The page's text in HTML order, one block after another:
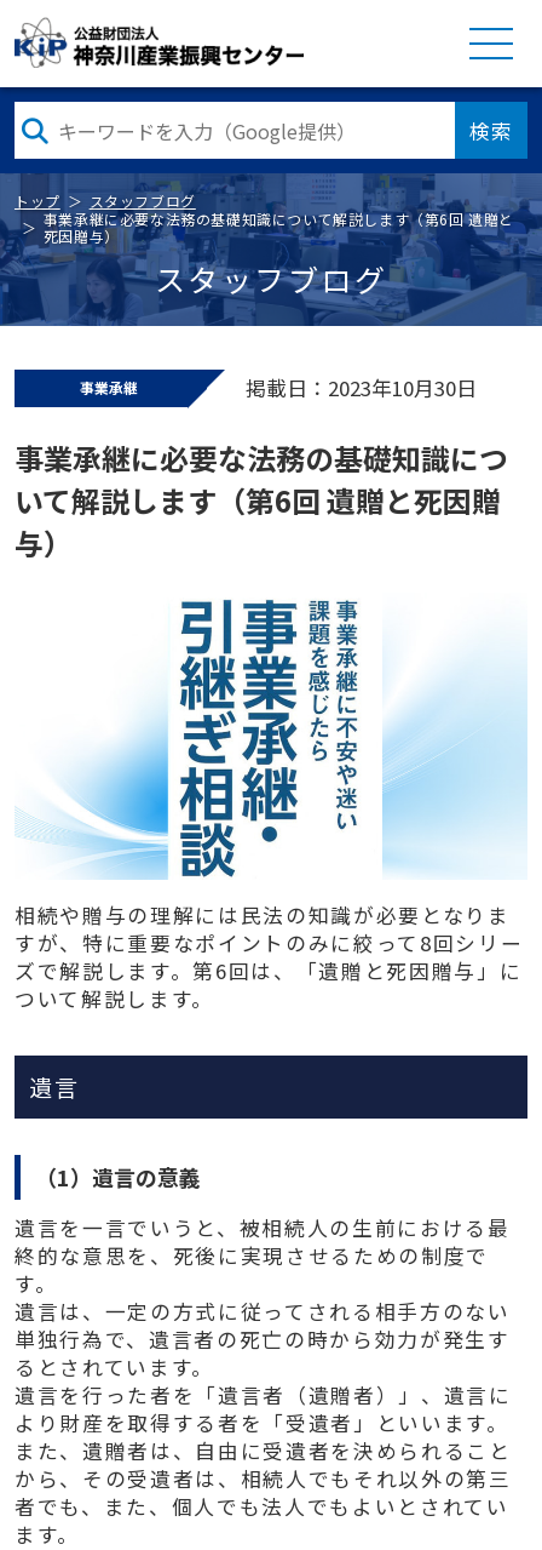
検索
トップ
スタッフブログ
事業承継に必要な法務の基礎知識について解説します（第6回 遺贈と
死因贈与）
スタッフブログ
事業承継 掲載日：2023年10月30日
事業承継に必要な法務の基礎知識につ
いて解説します（第6回 遺贈と死因贈
与）
相続や贈与の理解には民法の知識が必要となりま
すが、特に重要なポイントのみに絞って8回シリー
ズで解説します。第6回は、「遺贈と死因贈与」に
ついて解説します。
遺言
（1）遺言の意義
遺言を一言でいうと、被相続人の生前における最
終的な意思を、死後に実現させるための制度で
す。
遺言は、一定の方式に従ってされる相手方のない
単独行為で、遺言者の死亡の時から効力が発生す
るとされています。
遺言を行った者を「遺言者（遺贈者）」、遺言に
より財産を取得する者を「受遺者」といいます。
また、遺贈者は、自由に受遺者を決められること
から、その受遺者は、相続人でもそれ以外の第三
者でも、また、個人でも法人でもよいとされてい
ます。